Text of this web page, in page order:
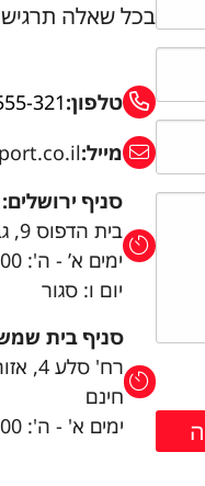
בכל שאלה
טלפון:321
מייל:
סניף ירושלים:
בית הדפוס 9, גבעת שאול, ירושלים - חניה חינם
ימים א’ - ה': 9:00-19:00.
יום ו: סגור
סניף בית
רח'
חינם
ימים א' - ה': 9:00-14:00